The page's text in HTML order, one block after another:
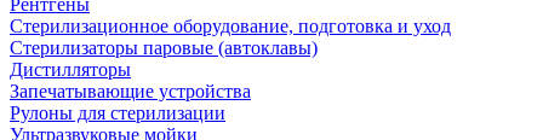
Рентгены
Стерилизационное оборудование, подготовка и уход
Стерилизаторы паровые (автоклавы)
Дистилляторы
Запечатывающие устройства
Рулоны для стерилизации
Ультразвуковые мойки